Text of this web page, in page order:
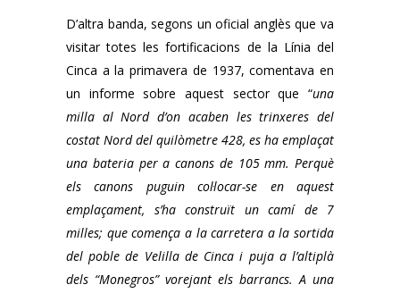
D’altra banda, segons un oficial anglès que va
visitar totes les fortificacions de la Línia del
Cinca a la primavera de 1937, comentava en
un informe sobre aquest sector que “una
milla al Nord d’on acaben les trinxeres del
costat Nord del quilòmetre 428, es ha emplaçat
una bateria per a canons de 105 mm. Perquè
els canons puguin col·locar-se en aquest
emplaçament, s’ha construït un camí de 7
milles; que comença a la carretera a la sortida
del poble de Velilla de Cinca i puja a l’altiplà
dels “Monegros” vorejant els barrancs. A una